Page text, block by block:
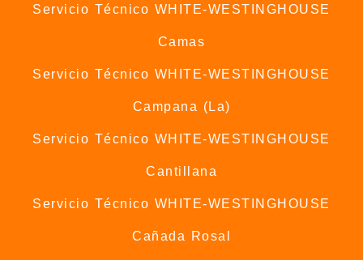
Servicio Técnico WHITE-WESTINGHOUSE
Camas
Servicio Técnico WHITE-WESTINGHOUSE
Campana (La)
Servicio Técnico WHITE-WESTINGHOUSE
Cantillana
Servicio Técnico WHITE-WESTINGHOUSE
Cañada Rosal